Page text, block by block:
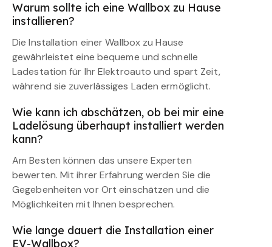
Warum sollte ich eine Wallbox zu Hause
installieren?
Die Installation einer Wallbox zu Hause
gewährleistet eine bequeme und schnelle
Ladestation für Ihr Elektroauto und spart Zeit,
während sie zuverlässiges Laden ermöglicht.
Wie kann ich abschätzen, ob bei mir eine
Ladelösung überhaupt installiert werden
kann?
Am Besten können das unsere Experten
bewerten. Mit ihrer Erfahrung werden Sie die
Gegebenheiten vor Ort einschätzen und die
Möglichkeiten mit Ihnen besprechen.
Wie lange dauert die Installation einer
EV-Wallbox?